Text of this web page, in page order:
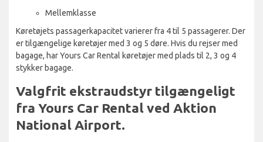
Mellemklasse
Køretøjets passagerkapacitet varierer fra 4 til 5 passagerer. Der
er tilgængelige køretøjer med 3 og 5 døre. Hvis du rejser med
bagage, har Yours Car Rental køretøjer med plads til 2, 3 og 4
stykker bagage.
Valgfrit ekstraudstyr tilgængeligt
fra Yours Car Rental ved Aktion
National Airport.